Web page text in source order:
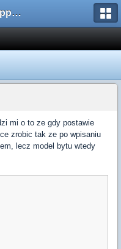
AMXX.pl: Support AMX Mod X i SourceMod
mi o to ze gdy postawie
zrobic tak ze po wpisaniu
lecz model bytu wtedy